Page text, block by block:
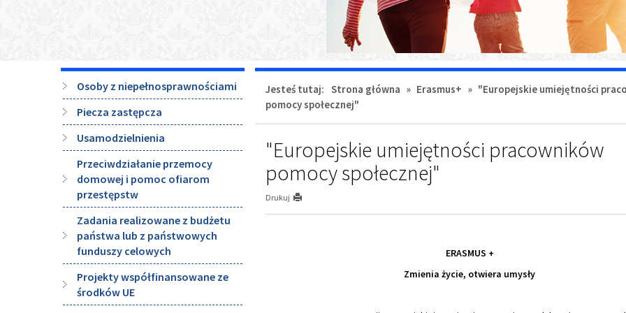
Jesteś tutaj: Strona główna » Erasmus+ » "Europejskie umiejętności
pomocy społecznej"
"Europejskie umiejętności pracowników
pomocy społecznej"
Drukuj
ERASMUS +
Zmienia życie, otwiera umysły
Menu
boczne
Osoby z niepełnosprawnościami
Piecza zastępcza
Usamodzielnienia
Przeciwdziałanie przemocy
domowej i pomoc ofiarom
przestępstw
Zadania realizowane z budżetu
państwa lub z państwowych
funduszy celowych
Projekty współfinansowane ze
środków UE